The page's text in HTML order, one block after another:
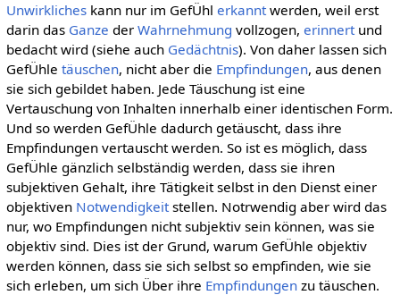
Unwirklicheskann nur im GefÜhl erkanntwerden, weil erst
darin das Ganze der Wahrnehmung vollzogen, erinnertund
bedacht wird (siehe auch Gedächtnis). Von daher lassen sich
GefÜhle täuschen, nicht aber die Empfindungen, aus denen
sie sich gebildet haben. Jede Täuschung ist eine
Vertauschung von Inhalten innerhalb einer identischen Form.
Und so werden GefÜhle dadurch getäuscht, dass ihre
Empfindungen vertauscht werden. So ist es möglich, dass
GefÜhle gänzlich selbständig werden, dass sie ihren
subjektiven Gehalt, ihre Tätigkeit selbst in den Dienst einer
objektiven Notwendigkeitstellen. Notrwendig aber wird das
nur, wo Empfindungen nicht subjektiv sein können, was sie
objektiv sind. Dies ist der Grund, warum GefÜhle objektiv
werden können, dass sie sich selbst so empfinden, wie sie
sich erleben, um sich Über ihre Empfindungenzu täuschen.